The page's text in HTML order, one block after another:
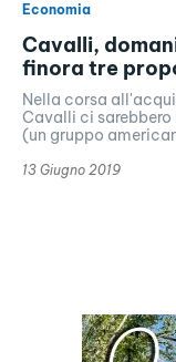
Economia
Cavalli,
finora tre
Nella corsa
Cavalli ci sarebbero
(un gruppo
13 Giugno 2019